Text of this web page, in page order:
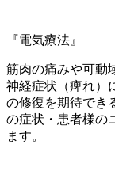
『電気療法』
筋肉の痛みや可動
神経症状（痺れ）
の修復を期待でき
の症状・患者様の
ます。